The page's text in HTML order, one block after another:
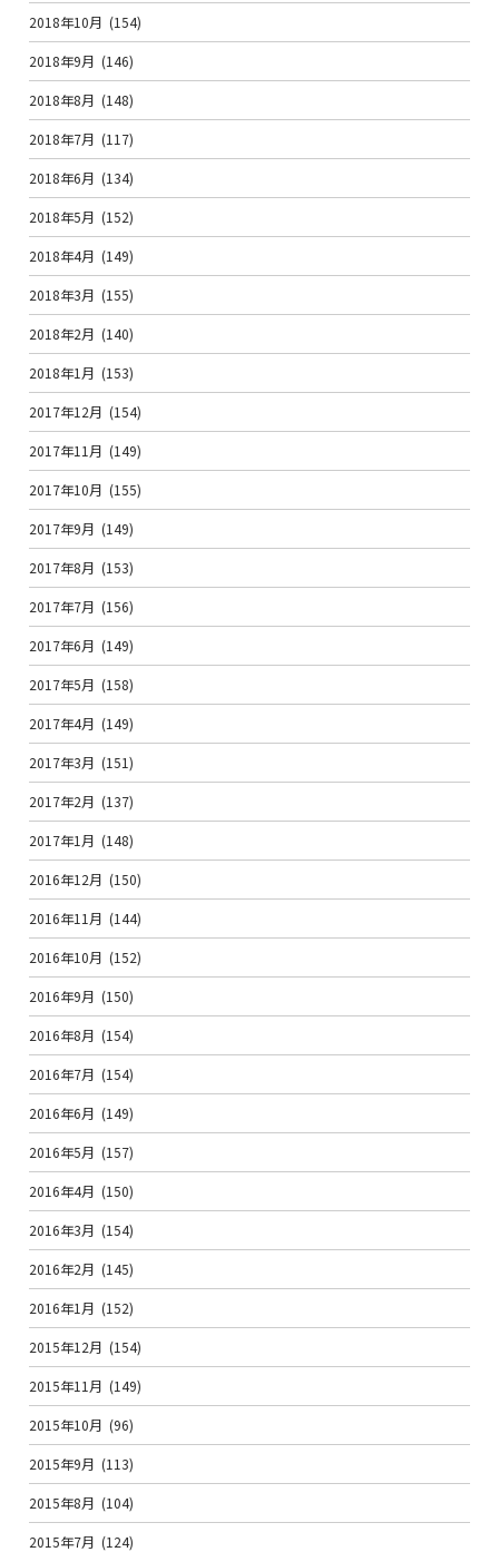
2018年10月 (154)
2018年9月 (146)
2018年8月 (148)
2018年7月 (117)
2018年6月 (134)
2018年5月 (152)
2018年4月 (149)
2018年3月 (155)
2018年2月 (140)
2018年1月 (153)
2017年12月 (154)
2017年11月 (149)
2017年10月 (155)
2017年9月 (149)
2017年8月 (153)
2017年7月 (156)
2017年6月 (149)
2017年5月 (158)
2017年4月 (149)
2017年3月 (151)
2017年2月 (137)
2017年1月 (148)
2016年12月 (150)
2016年11月 (144)
2016年10月 (152)
2016年9月 (150)
2016年8月 (154)
2016年7月 (154)
2016年6月 (149)
2016年5月 (157)
2016年4月 (150)
2016年3月 (154)
2016年2月 (145)
2016年1月 (152)
2015年12月 (154)
2015年11月 (149)
2015年10月 (96)
2015年9月 (113)
2015年8月 (104)
2015年7月 (124)